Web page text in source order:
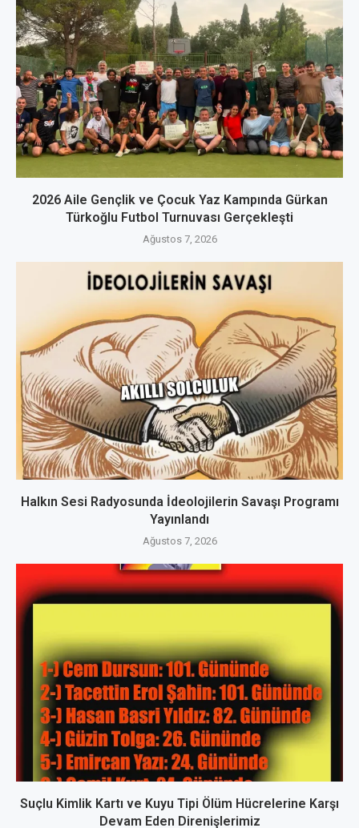
2026 Aile Gençlik ve Çocuk Yaz Kampında Gürkan
Türkoğlu Futbol Turnuvası Gerçekleşti
Ağustos 7, 2026
Halkın Sesi Radyosunda İdeolojilerin Savaşı Programı
Yayınlandı
Ağustos 7, 2026
Suçlu Kimlik Kartı ve Kuyu Tipi Ölüm Hücrelerine Karşı
Devam Eden Direnişlerimiz